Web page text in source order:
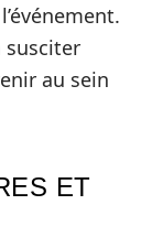
susciter
au sein
ET